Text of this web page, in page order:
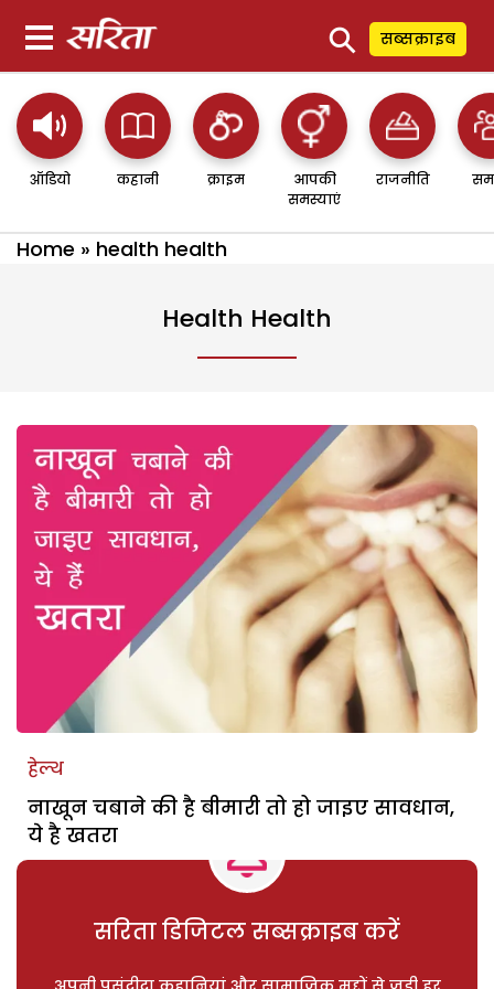
⚲ सब्सक्राइब
ऑडियो कहानी क्राइम
आपकी
समस्याएं
राजनीति
Home » health health
Health Health
हेल्थ
नाखून चबाने की है बीमारी तो हो जाइए सावधान,
ये है खतरा
सरिता डिजिटल सब्सक्राइब करें